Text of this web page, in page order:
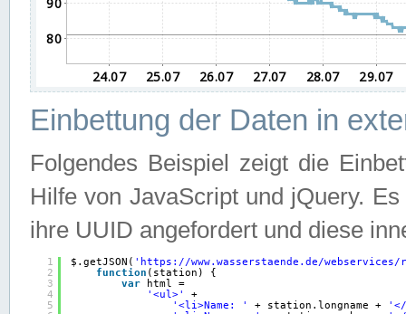
Einbettung der Daten in
Folgendes Beispiel zeigt die
Hilfe von JavaScript und jQuery.
ihre UUID angefordert und diese
1
2
3
4
5
$.getJSON( ' https://www.wasserstaende.de/
function (station) {
var
html =
'<ul>'
+
'<li>Name: '
+ station.longname +